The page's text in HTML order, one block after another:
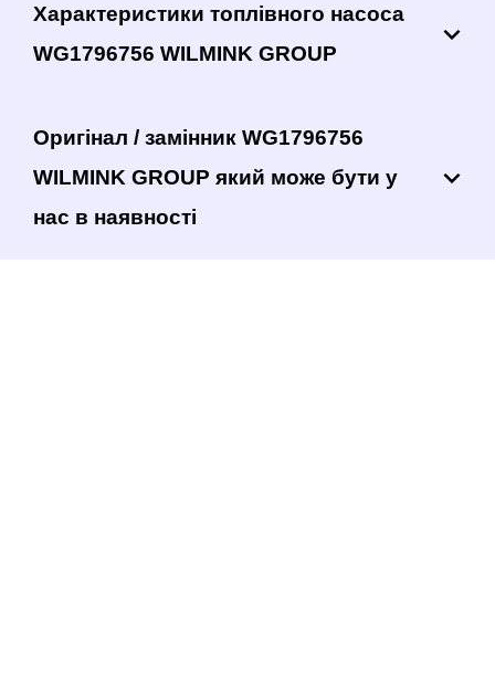
Характеристики топлівного насоса
WG1796756 WILMINK GROUP
Оригінал / замінник WG1796756
WILMINK GROUP який може бути у
нас в наявності